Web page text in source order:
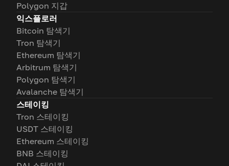
Polygon 지갑
익스플로러
Bitcoin 탐색기
Tron 탐색기
Ethereum 탐색기
Arbitrum 탐색기
Polygon 탐색기
Avalanche 탐색기
스테이킹
Tron 스테이킹
USDT 스테이킹
Ethereum 스테이킹
BNB 스테이킹